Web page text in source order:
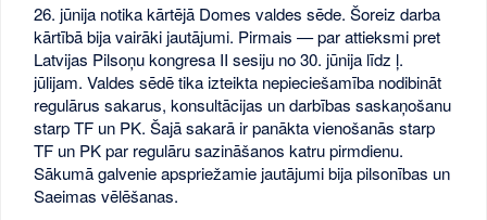
26. jūnija notika kārtējā Domes valdes sēde. Šoreiz darba
kārtībā bija vairāki jautājumi. Pirmais — par attieksmi pret
Latvijas Pilsoņu kongresa II sesiju no 30. jūnija līdz ļ.
jūlijam. Valdes sēdē tika izteikta nepieciešamība nodibināt
regulārus sakarus, konsultācijas un darbības saskaņošanu
starp TF un PK. Šajā sakarā ir panākta vienošanās starp
TF un PK par regulāru sazināšanos katru pirmdienu.
Sākumā galvenie apspriežamie jautājumi bija pilsonības un
Saeimas vēlēšanas.